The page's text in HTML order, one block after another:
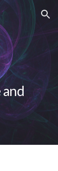
to navigation